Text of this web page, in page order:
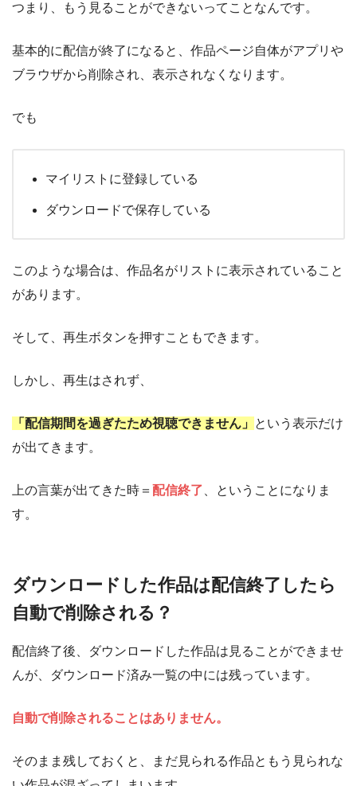
つまり、もう見ることができないってことなんです。
基本的に配信が終了になると、作品ページ自体がアプリや
ブラウザから削除され、表示されなくなります。
でも
マイリストに登録している
ダウンロードで保存している
このような場合は、作品名がリストに表示されていること
があります。
そして、再生ボタンを押すこともできます。
しかし、再生はされず、
「配信期間を過ぎたため視聴できません」 という表示だけ
が出てきます。
上の言葉が出てきた時＝ 配信終了 、ということになりま
す。
ダウンロードした作品は配信終了したら
自動で削除される？
配信終了後、ダウンロードした作品は見ることができませ
んが、ダウンロード済み一覧の中には残っています。
自動で削除されることはありません。
そのまま残しておくと、まだ見られる作品ともう見られな